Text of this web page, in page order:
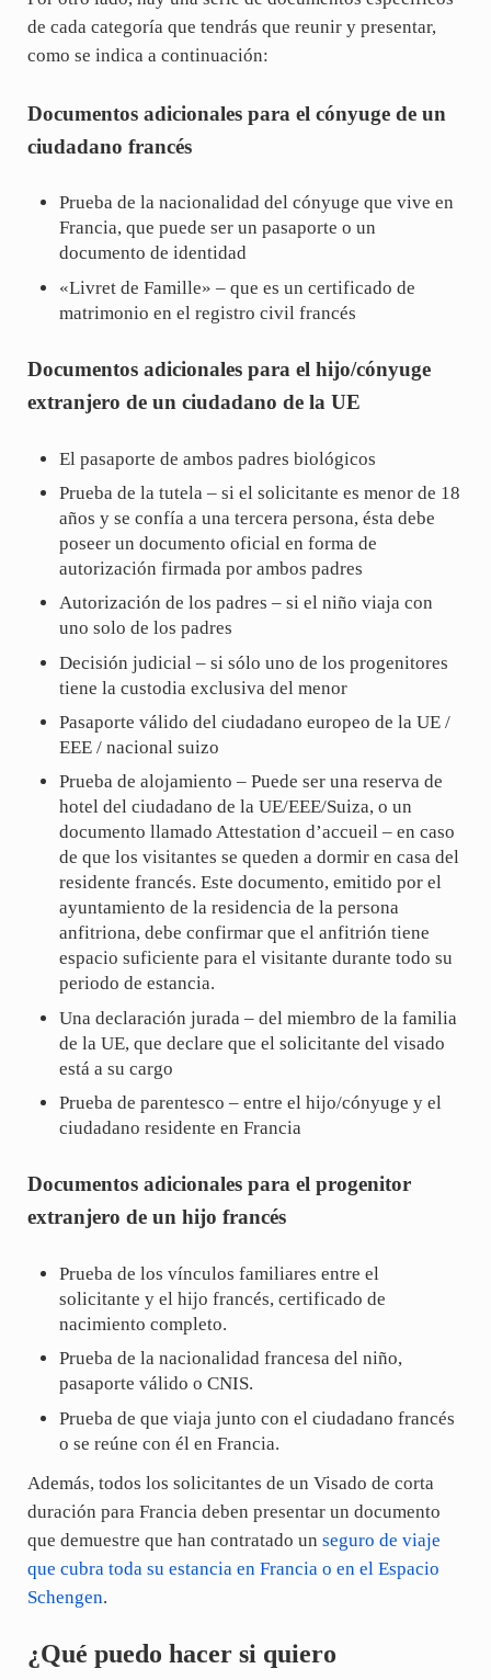
de cada categoría que tendrás que reunir y presentar,
como se indica a continuación:
Documentos adicionales para el cónyuge de un
ciudadano francés
Prueba de la nacionalidad del cónyuge que vive en
Francia, que puede ser un pasaporte o un
documento de identidad
«Livret de Famille» – que es un certificado de
matrimonio en el registro civil francés
Documentos adicionales para el hijo/cónyuge
extranjero de un ciudadano de la UE
El pasaporte de ambos padres biológicos
Prueba de la tutela – si el solicitante es menor de 18
años y se confía a una tercera persona, ésta debe
poseer un documento oficial en forma de
autorización firmada por ambos padres
Autorización de los padres – si el niño viaja con
uno solo de los padres
Decisión judicial – si sólo uno de los progenitores
tiene la custodia exclusiva del menor
Pasaporte válido del ciudadano europeo de la UE /
EEE / nacional suizo
Prueba de alojamiento – Puede ser una reserva de
hotel del ciudadano de la UE/EEE/Suiza, o un
documento llamado Attestation d’accueil – en caso
de que los visitantes se queden a dormir en casa del
residente francés. Este documento, emitido por el
ayuntamiento de la residencia de la persona
anfitriona, debe confirmar que el anfitrión tiene
espacio suficiente para el visitante durante todo su
periodo de estancia.
Una declaración jurada – del miembro de la familia
de la UE, que declare que el solicitante del visado
está a su cargo
Prueba de parentesco – entre el hijo/cónyuge y el
ciudadano residente en Francia
Documentos adicionales para el progenitor
extranjero de un hijo francés
Prueba de los vínculos familiares entre el
solicitante y el hijo francés, certificado de
nacimiento completo.
Prueba de la nacionalidad francesa del niño,
pasaporte válido o CNIS.
Prueba de que viaja junto con el ciudadano francés
o se reúne con él en Francia.
Además, todos los solicitantes de un Visado de corta
duración para Francia deben presentar un documento
que demuestre que han contratado un seguro de viaje
que cubra toda su estancia en Francia o en el Espacio
Schengen.
¿Qué puedo hacer si quiero